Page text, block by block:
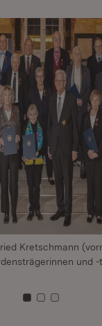
Kretschmann
und -
Zu Kachel: 0
Zu Kachel: 1
Zu